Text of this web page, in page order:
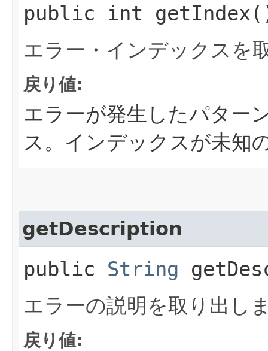
public int
エラー・インデックスを
戻り値:
エラーが発生したパター
ス。インデックスが未知
getDescription
public String
エラーの説明を取り出し
戻り値: